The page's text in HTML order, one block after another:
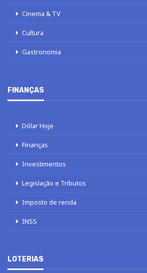
Cinema & TV
Cultura
Gastronomia
FINANÇAS
Dólar Hoje
Finanças
Investimentos
Legislação e Tributos
Imposto de renda
INSS
LOTERIAS